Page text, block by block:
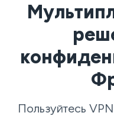
Пользуйтесь